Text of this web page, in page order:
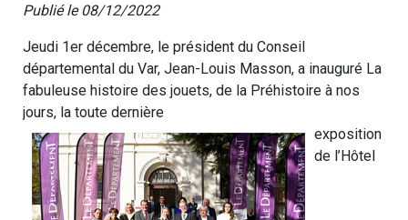
Publié le 08/12/2022
Jeudi 1er décembre, le président du Conseil
départemental du Var, Jean-Louis Masson, a inauguré La
fabuleuse histoire des jouets, de la Préhistoire à nos
jours, la toute dernière
exposition
de l’Hôtel